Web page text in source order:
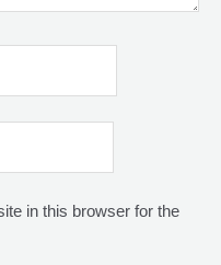
in this browser for the